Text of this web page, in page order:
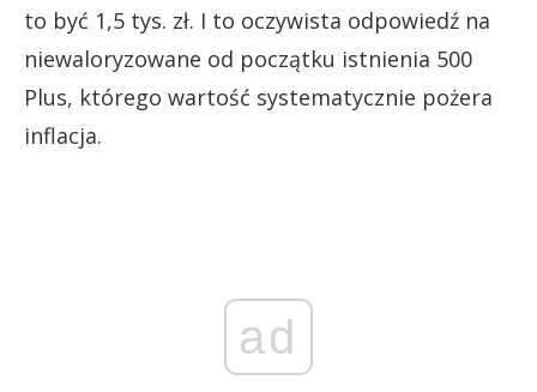
to być 1,5 tys. zł. I to oczywista odpowiedź na
niewaloryzowane od początku istnienia 500
Plus, którego wartość systematycznie pożera
inflacja.
ad